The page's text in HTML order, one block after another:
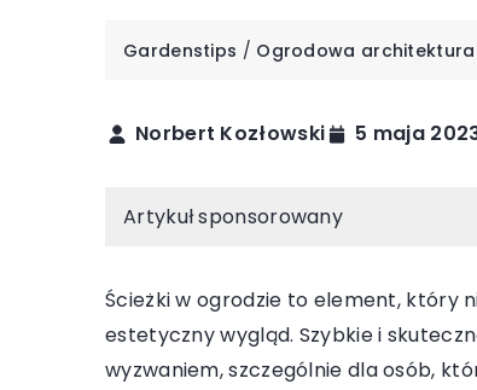
Gardenstips / Ogrodowa architektura
Norbert Kozłowski 5 maja
Artykuł sponsorowany
Ścieżki w ogrodzie to element, który
estetyczny wygląd. Szybkie i
wyzwaniem, szczególnie dla osób,
INNE